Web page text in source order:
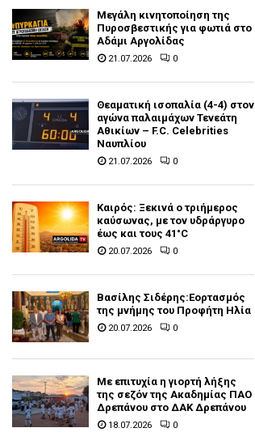
Μεγάλη κινητοποίηση της
Πυροσβεστικής για φωτιά στο
Αδάμι Αργολίδας
21.07.2026 0
Θεαματική ισοπαλία (4-4) στον
αγώνα παλαιμάχων Τενεάτη
Αθικίων – F.C. Celebrities
Ναυπλίου
21.07.2026 0
Καιρός: Ξεκινά ο τριήμερος
καύσωνας, με τον υδράργυρο
έως και τους 41°C
20.07.2026 0
Βασίλης Σιδέρης:Εορτασμός
της μνήμης του Προφήτη Ηλία
20.07.2026 0
Με επιτυχία η γιορτή λήξης
της σεζόν της Ακαδημίας ΠΑΟ
Δρεπάνου στο ΔΑΚ Δρεπάνου
18.07.2026 0